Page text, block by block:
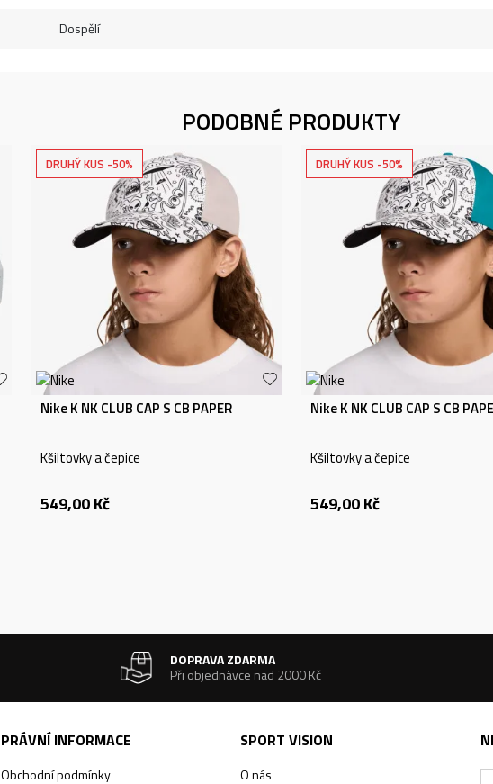
Dospělí
PODOBNÉ PRODUKTY
DRUHÝ KUS -50%
Nike K NK CLUB CAP S CB PAPER
Kšiltovky a čepice
549,00Kč
DRUHÝ KUS -50%
Nike K NK CLUB CAP S CB
Kšiltovky a čepice
549,00Kč
DOPRAVA ZDARMA
Při objednávce nad 2000 Kč
PRÁVNÍ INFORMACE
Obchodní podmínky
SPORT VISION
O nás